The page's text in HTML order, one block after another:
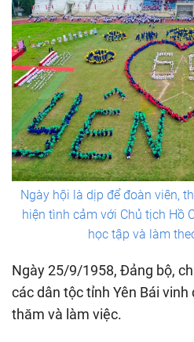
Ngày hội là dịp để đoàn viên,
hiện tình cảm với Chủ tịch Hồ
học tập và làm
Ngày 25/9/1958, Đảng bộ,
các dân tộc tỉnh Yên Bái
thăm và làm việc.